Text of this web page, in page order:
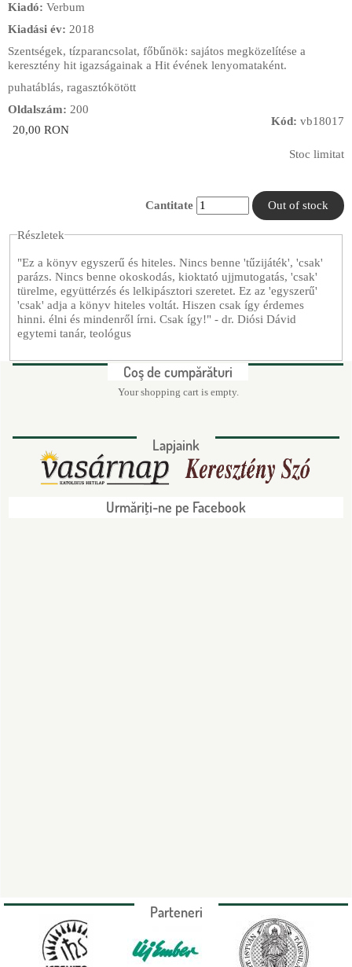
Kiadó: Verbum
Kiadási év: 2018
Szentségek, tízparancsolat, főbűnök: sajátos megközelítése a
keresztény hit igazságainak a Hit évének lenyomataként.
puhatáblás, ragasztókötött
Oldalszám: 200
20,00 RON
Stoc limitat
Kód: vb18017
Cantitate
Részletek
"Ez a könyv egyszerű és hiteles. Nincs benne 'tűzijáték', 'csak'
parázs. Nincs benne okoskodás, kioktató ujjmutogatás, 'csak'
türelme, együttérzés és lelkipásztori szeretet. Ez az 'egyszerű'
'csak' adja a könyv hiteles voltát. Hiszen csak így érdemes
hinni. élni és mindenről írni. Csak így!" - dr. Diósi Dávid
egytemi tanár, teológus
Coş de cumpărături
Your shopping cart is empty.
Lapjaink
Urmăriţi-ne pe Facebook
Parteneri